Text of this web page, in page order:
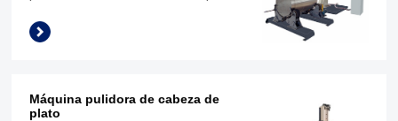
Máquina pulidora de cabeza de
plato